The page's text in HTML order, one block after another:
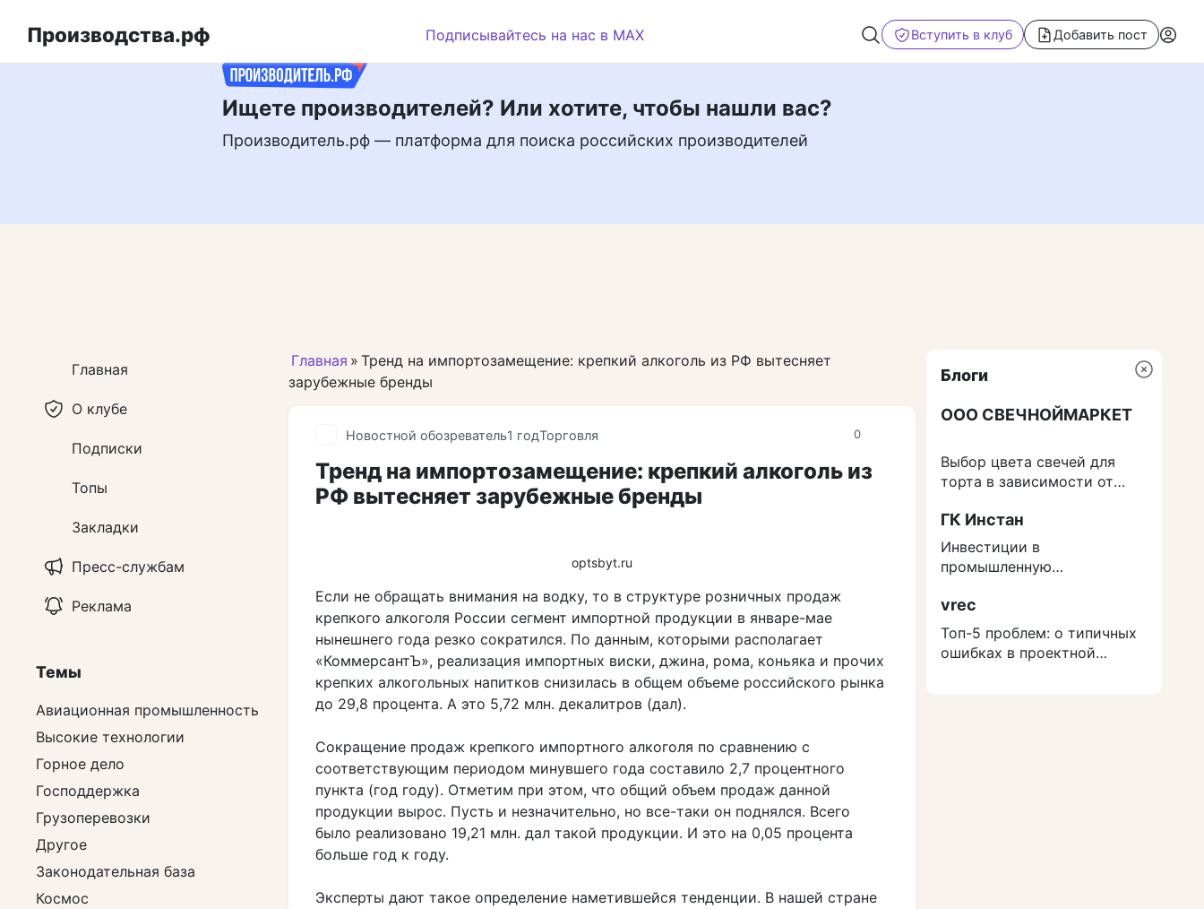
Ищете производителей? Или хотите, чтобы нашли вас?
Производитель.рф — платформа для поиска российских производителей
Производства.рф Подписывайтесь на нас в MAX Вступить в клуб Добавить пост
Главная » Тренд на импортозамещение: крепкий алкоголь из РФ вытесняет
зарубежные бренды
0
Новостной обозреватель1 годТорговля
Тренд на импортозамещение: крепкий алкоголь из
РФ вытесняет зарубежные бренды
optsbyt.ru
Если не обращать внимания на водку, то в структуре розничных продаж
крепкого алкоголя России сегмент импортной продукции в январе-мае
нынешнего года резко сократился. По данным, которыми располагает
«КоммерсантЪ», реализация импортных виски, джина, рома, коньяка и прочих
крепких алкогольных напитков снизилась в общем объеме российского рынка
до 29,8 процента. А это 5,72 млн. декалитров (дал).
Сокращение продаж крепкого импортного алкоголя по сравнению с
соответствующим периодом минувшего года составило 2,7 процентного
пункта (год году). Отметим при этом, что общий объем продаж данной
продукции вырос. Пусть и незначительно, но все-таки он поднялся. Всего
было реализовано 19,21 млн. дал такой продукции. И это на 0,05 процента
больше год к году.
Эксперты дают такое определение наметившейся тенденции. В нашей стране
Главная
О клубе
Подписки
Топы
Закладки
Пресс-службам
Реклама
Темы
Авиационная промышленность
Высокие технологии
Горное дело
Господдержка
Грузоперевозки
Другое
Законодательная база
Космос
Блоги
ООО СВЕЧНОЙМАРКЕТ
Выбор цвета свечей для
торта в зависимости от
ГК Инстан
Инвестиции в
промышленную
защититься от роста
расходов на строительство
vrec
Топ-5 проблем: о типичных
ошибках в проектной